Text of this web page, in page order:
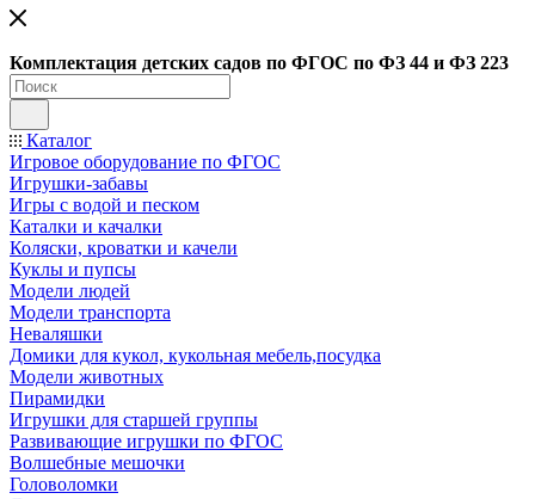
Комплектация детских садов по ФГОC по ФЗ 44 и ФЗ 223
Каталог
Игровое оборудование по ФГОС
Игрушки-забавы
Игры с водой и песком
Каталки и качалки
Коляски, кроватки и качели
Куклы и пупсы
Модели людей
Модели транспорта
Неваляшки
Домики для кукол, кукольная мебель,посудка
Модели животных
Пирамидки
Игрушки для старшей группы
Развивающие игрушки по ФГОС
Волшебные мешочки
Головоломки